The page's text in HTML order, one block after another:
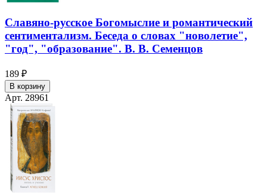
Славяно-русское Богомыслие и романтический
сентиментализм. Беседа о словах "новолетие",
"год", "образование". В. В. Семенцов
189 ₽
В корзину
Арт. 28961